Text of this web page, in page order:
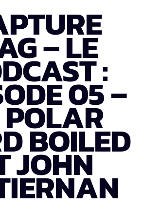
– LE
:
05 –
BOILED
JOHN